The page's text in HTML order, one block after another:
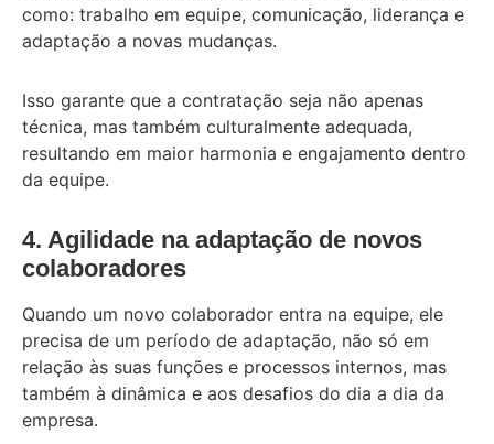
como: trabalho em equipe, comunicação, liderança e
adaptação a novas mudanças.
Isso garante que a contratação seja não apenas
técnica, mas também culturalmente adequada,
resultando em maior harmonia e engajamento dentro
da equipe.
4. Agilidade na adaptação de novos
colaboradores
Quando um novo colaborador entra na equipe, ele
precisa de um período de adaptação, não só em
relação às suas funções e processos internos, mas
também à dinâmica e aos desafios do dia a dia da
empresa.